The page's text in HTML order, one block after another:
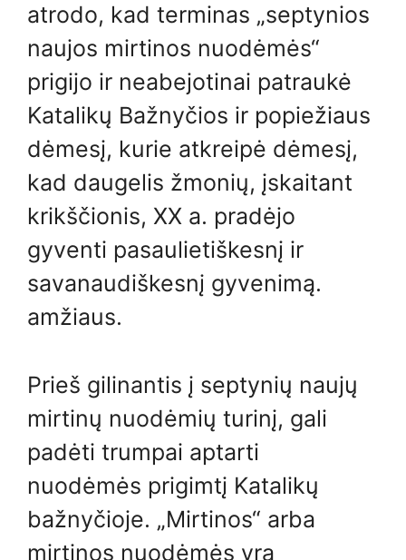
atrodo, kad terminas „septynios
naujos mirtinos nuodėmės“
prigijo ir neabejotinai patraukė
Katalikų Bažnyčios ir popiežiaus
dėmesį, kurie atkreipė dėmesį,
kad daugelis žmonių, įskaitant
krikščionis, XX a. pradėjo
gyventi pasaulietiškesnį ir
savanaudiškesnį gyvenimą.
amžiaus.
Prieš gilinantis į septynių naujų
mirtinų nuodėmių turinį, gali
padėti trumpai aptarti
nuodėmės prigimtį Katalikų
bažnyčioje. „Mirtinos“ arba
mirtinos nuodėmės yra